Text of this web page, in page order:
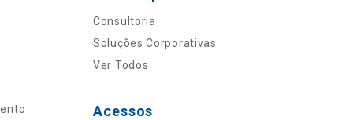
Consultoria
Soluções Corporativas
Ver Todos
Acessos